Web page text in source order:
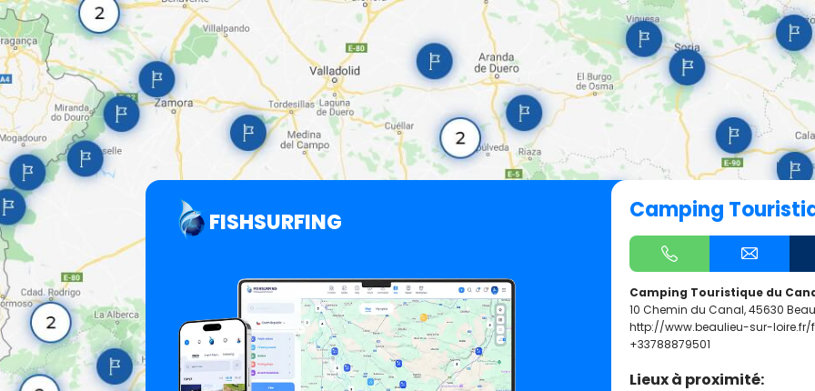
FISHSURFING Camping
Camping Touristique du
10 Chemin du Canal, 45630
http://www.beaulieu-sur-
+33788879501
Lieux à proximité: